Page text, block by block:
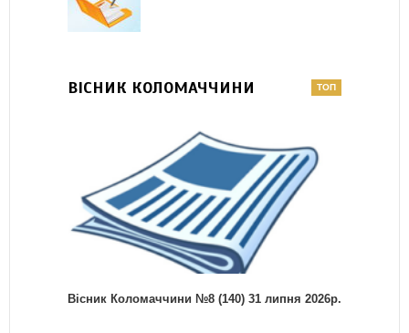
ВІСНИК КОЛОМАЧЧИНИ
Вісник Коломаччини №8 (140) 31 липня 2026р.